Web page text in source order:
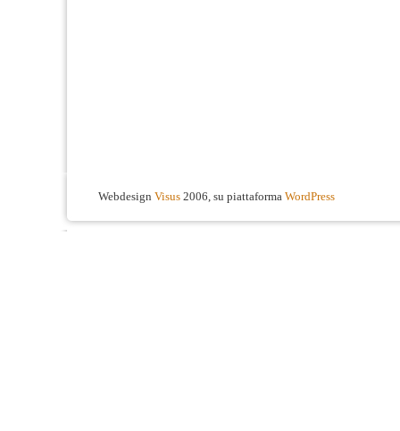
Webdesign Visus 2006, su piattaforma WordPress